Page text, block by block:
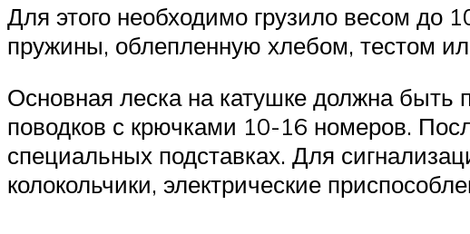
Для этого необходимо грузило весом до
пружины, облепленную хлебом, тестом
Основная леска на катушке должна быть
поводков с крючками 10-16 номеров.
специальных подставках. Для
колокольчики, электрические